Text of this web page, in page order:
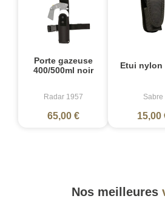
Porte gazeuse
400/500ml noir
Radar 1957
65,00 €
Etui nylon
Sabre
15,00
Nos meilleures